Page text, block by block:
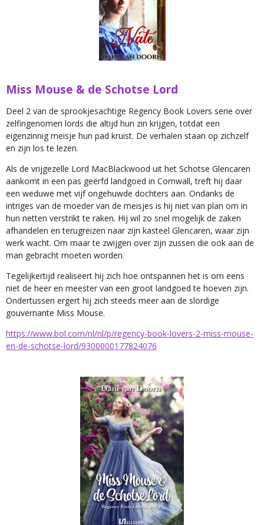
Miss Mouse & de Schotse Lord
Deel 2 van de sprookjesachtige Regency Book Lovers serie over
zelfingenomen lords die altijd hun zin krijgen, totdat een
eigenzinnig meisje hun pad kruist. De verhalen staan op zichzelf
en zijn los te lezen.
Als de vrijgezelle Lord MacBlackwood uit het Schotse Glencaren
aankomt in een pas geërfd landgoed in Cornwall, treft hij daar
een weduwe met vijf ongehuwde dochters aan. Ondanks de
intriges van de moeder van de meisjes is hij niet van plan om in
hun netten verstrikt te raken. Hij wil zo snel mogelijk de zaken
afhandelen en terugreizen naar zijn kasteel Glencaren, waar zijn
werk wacht. Om maar te zwijgen over zijn zussen die ook aan de
man gebracht moeten worden.
Tegelijkertijd realiseert hij zich hoe ontspannen het is om eens
niet de heer en meester van een groot landgoed te hoeven zijn.
Ondertussen ergert hij zich steeds meer aan de slordige
gouvernante Miss Mouse.
https://www.bol.com/nl/nl/p/regency-book-lovers-2-miss-mouse-
en-de-schotse-lord/9300000177824076